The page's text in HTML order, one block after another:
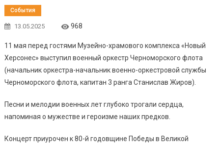
События
13.05.2025 968
11 мая перед гостями Музейно-храмового комплекса «Новый
Херсонес» выступил военный оркестр Черноморского флота
(начальник оркестра-начальник военно-оркестровой службы
Черноморского флота, капитан 3 ранга Станислав Жиров).
Песни и мелодии военных лет глубоко трогали сердца,
напоминая о мужестве и героизме наших предков.
Концерт приурочен к 80-й годовщине Победы в Великой